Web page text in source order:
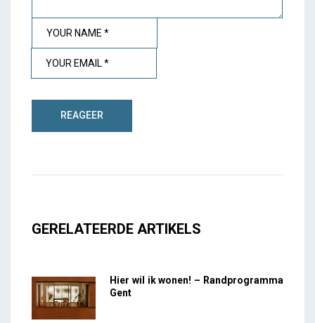
GERELATEERDE ARTIKELS
Hier wil ik wonen! – Randprogramma
Gent